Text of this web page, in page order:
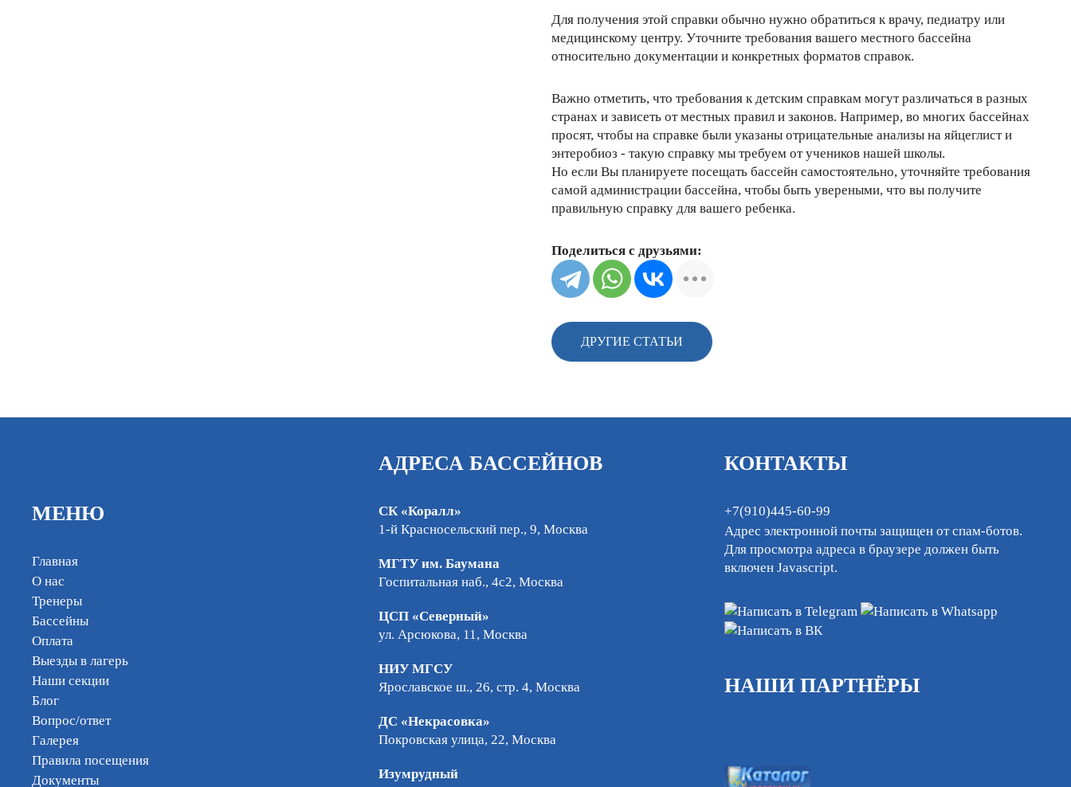
Для получения этой справки обычно нужно обратиться к врачу, педиатру или
медицинскому центру. Уточните требования вашего местного бассейна
относительно документации и конкретных форматов справок.
Важно отметить, что требования к детским справкам могут различаться в разных
странах и зависеть от местных правил и законов. Например, во многих бассейнах
просят, чтобы на справке были указаны отрицательные анализы на яйцеглист и
энтеробиоз - такую справку мы требуем от учеников нашей школы.
Но если Вы планируете посещать бассейн самостоятельно, уточняйте требования
самой администрации бассейна, чтобы быть увереными, что вы получите
правильную справку для вашего ребенка.
Поделиться с друзьями:
ДРУГИЕ СТАТЬИ
МЕНЮ
Главная
О нас
Тренеры
Бассейны
Оплата
Выезды в лагерь
Наши секции
Блог
Вопрос/ответ
Галерея
Правила посещения
Документы
АДРЕСА БАССЕЙНОВ
СК «Коралл»
1-й Красносельский пер., 9, Москва
МГТУ им. Баумана
Госпитальная наб., 4с2, Москва
ЦСП «Северный»
ул. Арсюкова, 11, Москва
НИУ МГСУ
Ярославское ш., 26, стр. 4, Москва
ДС «Некрасовка»
Покровская улица, 22, Москва
Изумрудный
КОНТАКТЫ
+7(910)445-60-99
Адрес электронной почты защищен от спам-ботов.
Для просмотра адреса в браузере должен быть
включен Javascript.
НАШИ ПАРТНЁРЫ